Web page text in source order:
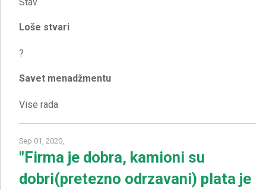
Loše stvari
Savet menadžmentu
Sep 01, 2020,
"Firma je dobra, kamioni su
dobri(pretezno odrzavani) plata je